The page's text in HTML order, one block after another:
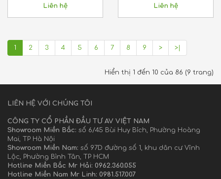
Liên hệ
Liên hệ
1 2 3 4 5 6 7 8 9 > >|
Hiển thị 1 đến 10 của 86 (9 trang)
LIÊN HỆ VỚI CHÚNG TÔI
CÔNG TY CỔ PHẦN ĐẦU TƯ AV VIỆT NAM
Showroom Miền Bắc: số 6/45 Bùi Huy Bích, Phường Hoàng
Mai, TP Hà Nội
Showroom Miền Nam: số 97D đường số 1, khu dân cư Vĩnh
Lộc, Phường Bình Tân, TP HCM
Hotline Miền Bắc Mr Hải: 0962.360.055
Hotline Miền Nam Mr Linh: 0981.517.007